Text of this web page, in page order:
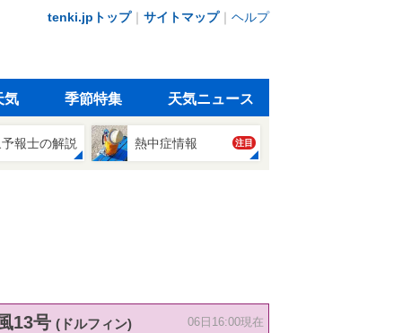
tenki.jpトップ｜ サイトマップ｜ ヘルプ
気 季節特集 天気ニュース
報士の解説 熱中症情報 注目
13号 (ドルフィン) 06日16:00現在